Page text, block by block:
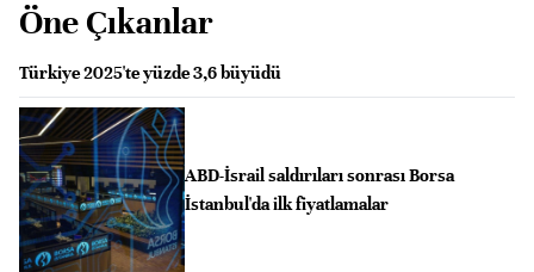
Öne Çıkanlar
Türkiye 2025'te yüzde 3,6 büyüdü
ABD-İsrail saldırıları sonrası Borsa
İstanbul'da ilk fiyatlamalar